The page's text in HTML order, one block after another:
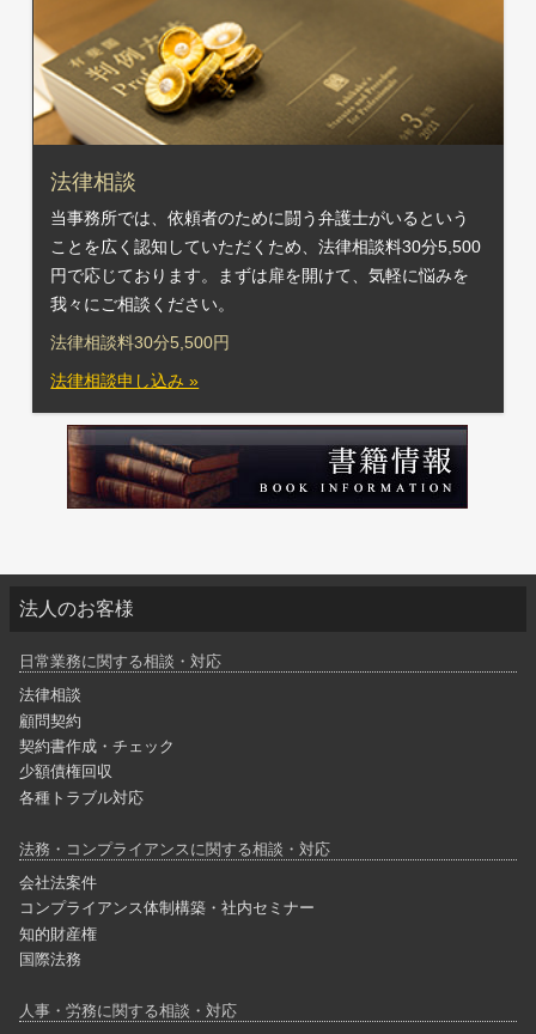
法律相談
当事務所では、依頼者のために闘う弁護士がいるという
ことを広く認知していただくため、法律相談料30分5,500
円で応じております。まずは扉を開けて、気軽に悩みを
我々にご相談ください。
法律相談料30分5,500円
法律相談申し込み »
法人のお客様
日常業務に関する相談・対応
法律相談
顧問契約
契約書作成・チェック
少額債権回収
各種トラブル対応
法務・コンプライアンスに関する相談・対応
会社法案件
コンプライアンス体制構築・社内セミナー
知的財産権
国際法務
人事・労務に関する相談・対応